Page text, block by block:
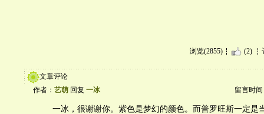
浏览(2855) (2)
文章评论
作者： 艺萌 回复 一冰 留言时间
一冰，很谢谢你。紫色是梦幻的颜色。而普罗旺斯一定是